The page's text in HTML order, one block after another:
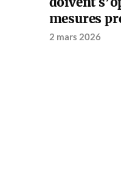
mesures
2 mars 2026